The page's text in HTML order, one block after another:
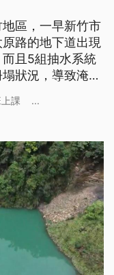
區，一早新竹市
路的地下道出現
且5組抽水系統
狀況，導致淹水
資訊及風雨情勢
課 ...